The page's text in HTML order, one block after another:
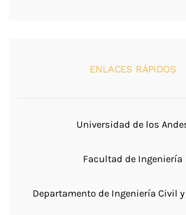
ENLACES RÁPIDOS
Universidad de los
Facultad de Ingeniería
Departamento de Ingeniería Civil